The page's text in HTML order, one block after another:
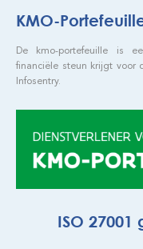
KMO-
De kmo-portefeuille is
financiële steun krijgt voor
Infosentry.
ISO